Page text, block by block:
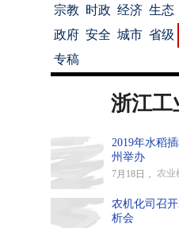
宗教 时政 经济 生态
政府 安全 城市 省级
专稿
浙江工
2019年水稻
州举办
7月18日， 农业
农机化司召
析会